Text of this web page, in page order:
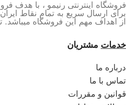
فروشگاه اینترنتی رنیمو ، با هدف
برای ارسال سریع به تمام نقاط
از اهداف مهم این فروشگاه میباشد.
خدمات مشتریان
درباره ما
تماس با ما
قوانین و مقررات